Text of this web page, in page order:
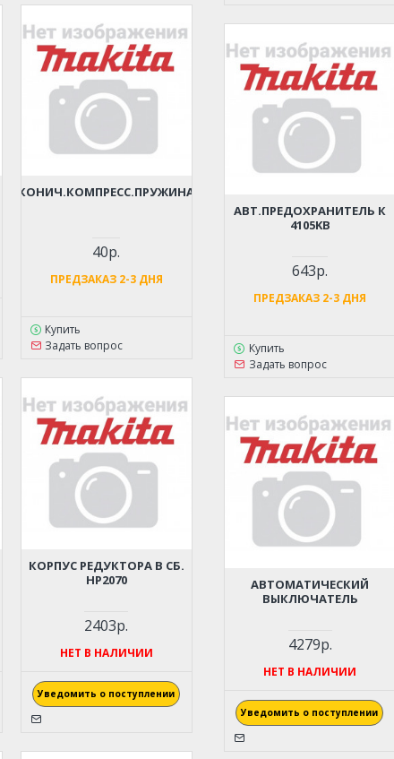
КОНИЧ.КОМПРЕСС.ПРУЖИНА
40р.
ПРЕДЗАКАЗ 2-3 ДНЯ
Купить
Задать вопрос
КОРПУС РЕДУКТОРА В СБ.
HP2070
2403р.
НЕТ В НАЛИЧИИ
Уведомить о поступлении
АВТ.ПРЕДОХРАНИТЕЛЬ К
4105KB
643р.
ПРЕДЗАКАЗ 2-3 ДНЯ
Купить
Задать вопрос
АВТОМАТИЧЕСКИЙ
ВЫКЛЮЧАТЕЛЬ
4279р.
НЕТ В НАЛИЧИИ
Уведомить о поступлении